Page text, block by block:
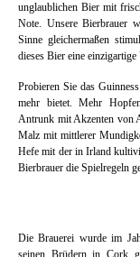
unglaublichen Bier mit
Note. Unsere Bierbrauer
Sinne gleichermaßen
dieses Bier eine einzigartige
Probieren Sie das
mehr bietet. Mehr
Antrunk mit Akzenten von
Malz mit mittlerer
Hefe mit der in Irland
Bierbrauer die Spielregeln
Die Brauerei wurde im
seinen Brüdern in Cork